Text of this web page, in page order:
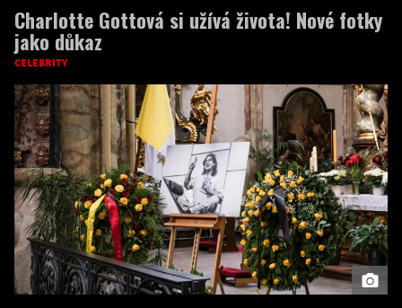
Charlotte Gottová si užívá života! Nové fotky
jako důkaz
CELEBRITY